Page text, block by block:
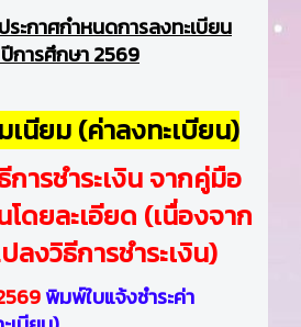
ประกาศกำหนดการลงทะเบียน
ปีการศึกษา 2569
เนียม (ค่าลงทะเบียน)
ารชำระเงิน จากคู่มือ
โดยละเอียด (เนื่องจาก
ลงวิธีการชำระเงิน)
พิมพ์ใบแจ้งชำระค่า